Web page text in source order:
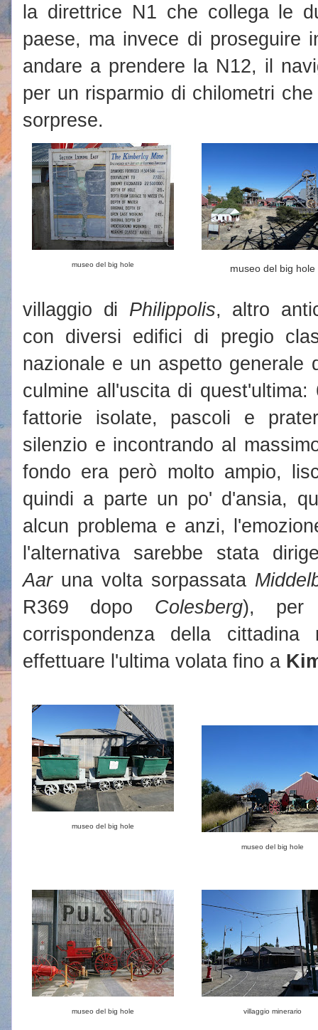
la direttrice N1 che collega le
paese, ma invece di proseguire
andare a prendere la N12, il
per un risparmio di chilometri
sorprese.
museo del big hole museo del big hole
villaggio di Philippolis, altro
con diversi edifici di pregio
nazionale e un aspetto generale
culmine all'uscita di
fattorie isolate, pascoli e
silenzio e incontrando al
fondo era però molto ampio,
quindi a parte un po' d'ansia,
alcun problema e anzi,
l'alternativa sarebbe stata
Aaruna volta sorpassata
R369 dopo Colesberg), per
corrispondenza della
effettuare l'ultima volata fino a
museo del big hole
museo del big hole
museo del big hole villaggio minerario